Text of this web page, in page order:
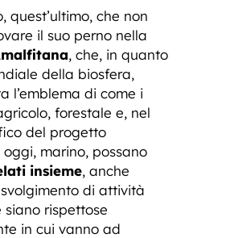
quest’ultimo, che non
il suo perno nella
, che, in quanto
della biosfera,
l’emblema di come i
forestale e, nel
del progetto
marino, possano
insieme, anche
di attività
siano rispettose
in cui vanno ad